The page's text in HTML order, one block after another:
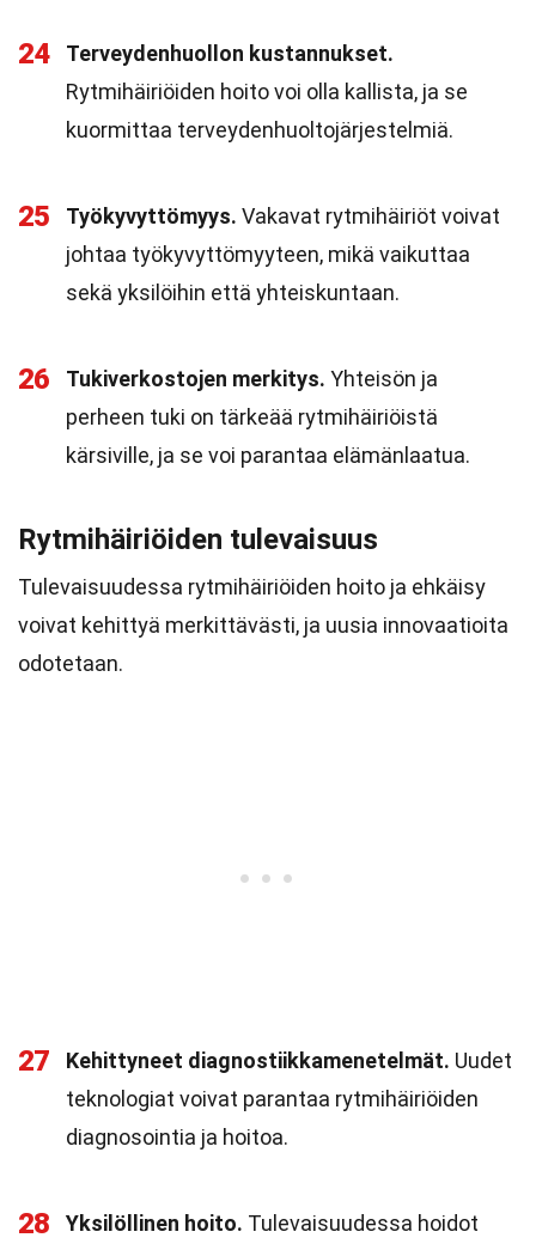
24
Terveydenhuollon kustannukset.
Rytmihäiriöiden hoito voi olla kallista, ja se
kuormittaa terveydenhuoltojärjestelmiä.
25 Työkyvyttömyys. Vakavat rytmihäiriöt voivat
johtaa työkyvyttömyyteen, mikä vaikuttaa
sekä yksilöihin että yhteiskuntaan.
26 Tukiverkostojen merkitys. Yhteisön ja
perheen tuki on tärkeää rytmihäiriöistä
kärsiville, ja se voi parantaa elämänlaatua.
Rytmihäiriöiden tulevaisuus
Tulevaisuudessa rytmihäiriöiden hoito ja ehkäisy
voivat kehittyä merkittävästi, ja uusia innovaatioita
odotetaan.
27 Kehittyneet diagnostiikkamenetelmät. Uudet
teknologiat voivat parantaa rytmihäiriöiden
diagnosointia ja hoitoa.
28 Yksilöllinen hoito. Tulevaisuudessa hoidot